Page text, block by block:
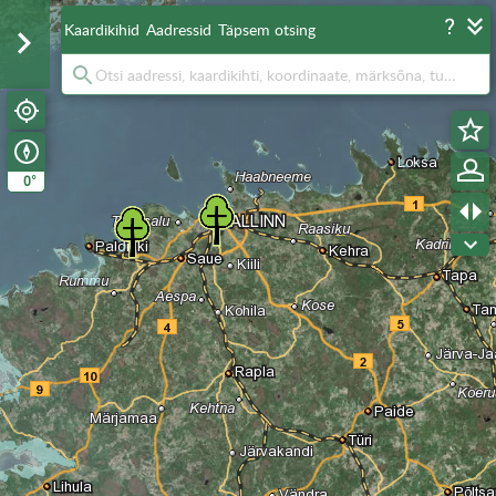
0°
Kaardikihid Aadressid Täpsem otsing